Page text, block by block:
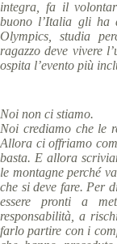
integra, fa il
buono l’Italia gli ha
Olympics, studia
ragazzo deve vivere
ospita l’evento più
Noi non ci stiamo.
Noi crediamo che le
Allora ci offriamo
basta. E allora
le montagne perché
che si deve fare. Per
essere pronti a
responsabilità, a
farlo partire con i